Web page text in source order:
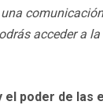
acceder a
el poder de las